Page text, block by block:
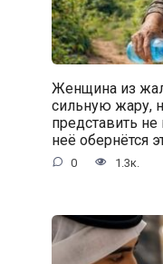
Женщина из
сильную жару,
представить
неё обернётся
0 1.3к.